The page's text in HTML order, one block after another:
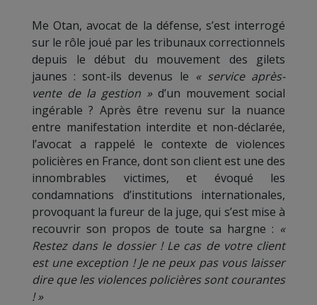
Me Otan, avocat de la défense, s’est interrogé
sur le rôle joué par les tribunaux correctionnels
depuis le début du mouvement des gilets
jaunes : sont-ils devenus le « service après-
vente de la gestion »d’un mouvement social
ingérable ? Après être revenu sur la nuance
entre manifestation interdite et non-déclarée,
l’avocat a rappelé le contexte de violences
policières en France, dont son client est une des
innombrables victimes, et évoqué les
condamnations d’institutions internationales,
provoquant la fureur de la juge, qui s’est mise à
recouvrir son propos de toute sa hargne : «
Restez dans le dossier ! Le cas de votre client
est une exception ! Je ne peux pas vous laisser
dire que les violences policières sont courantes
! »